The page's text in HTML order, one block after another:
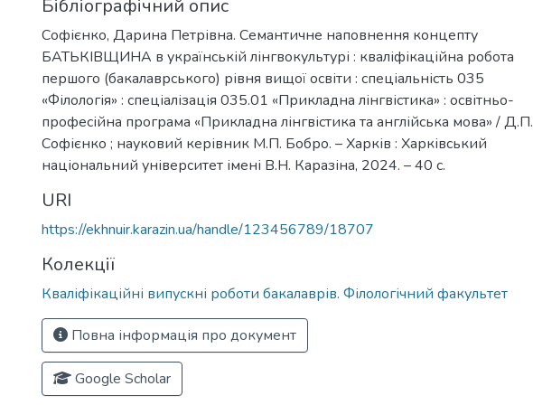
Бібліографічний опис
Софієнко, Дарина Петрівна. Семантичне наповнення концепту
БАТЬКІВЩИНА в українській лінгвокультурі : кваліфікаційна робота
першого (бакалаврського) рівня вищої освіти : спеціальність 035
«Філологія» : спеціалізація 035.01 «Прикладна лінгвістика» : освітньо-
професійна програма «Прикладна лінгвістика та англійська мова» / Д.П.
Софієнко ; науковий керівник М.П. Бобро. – Харків : Харківський
національний університет імені В.Н. Каразіна, 2024. – 40 с.
URI
https://ekhnuir.karazin.ua/handle/123456789/18707
Колекції
Кваліфікаційні випускні роботи бакалаврів. Філологічний факультет
Повна інформація про документ
Google Scholar